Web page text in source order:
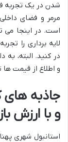
شدن در یک تجربه
مرمر و فضای
است. در اینجا می
لایه برداری را
در کنید. البته،
و اطلاع از قیمت
جاذبه های
و با ارزش
استانبول شهری